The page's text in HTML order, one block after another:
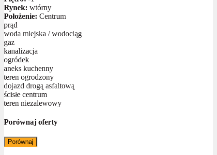
Rynek: wtórny
Położenie: Centrum
prąd
woda miejska / wodociąg
gaz
kanalizacja
ogródek
aneks kuchenny
teren ogrodzony
dojazd drogą asfaltową
ścisłe centrum
teren niezalewowy
Porównaj oferty
Porównaj